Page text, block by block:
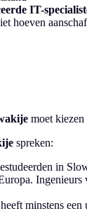
IT-
hoeven
moet kiezen
spreken:
in
Ingenieurs
minstens